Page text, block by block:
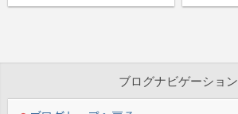
ブログナビゲーション